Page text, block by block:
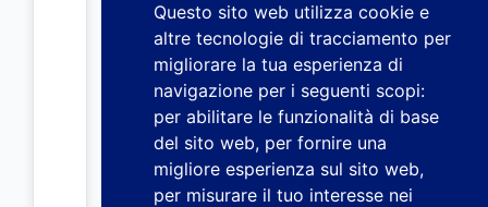
Questo sito web utilizza cookie e
altre tecnologie di tracciamento per
migliorare la tua esperienza di
navigazione per i seguenti scopi:
per abilitare le funzionalità di base
del sito web, per fornire una
migliore esperienza sul sito web,
per misurare il tuo interesse nei